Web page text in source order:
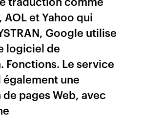
AOL et Yahoo qui
Google utilise
logiciel de
Fonctions. Le service
une
pages Web, avec